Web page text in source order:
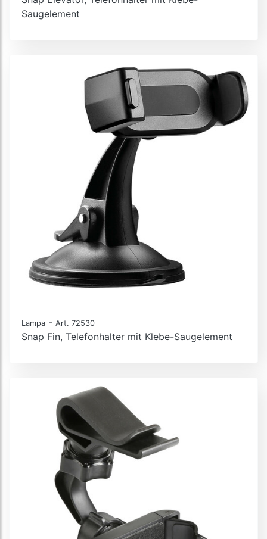
Saugelement
Lampa - Art. 72530
Snap Fin, Telefonhalter mit Klebe-Saugelement